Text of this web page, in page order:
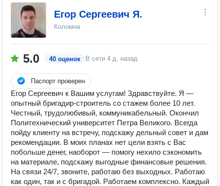
Егор Сергеевич Я.
Коломна
5.0 40 оценок В сети 4 д. назад
Паспорт проверен
Егор Сергеевич к Вашим услугам! Здравствуйте. Я —
опытный бригадир-строитель со стажем более 10 лет.
Честный, трудолюбивый, коммуникабельный. Окончил
Политехнический университет Петра Великого. Всегда
пойду клиенту на встречу, подскажу дельный совет и дам
рекомендации. В моих планах нет цели взять с Вас
побольше денег, наоборот — помогу нехило сэкономить
на материале, подскажу выгодные финансовые решения.
На связи 24/7, звоните, работаю без выходных. Работаю
как один, так и с бригадой. Работаем комплексно. Каждый